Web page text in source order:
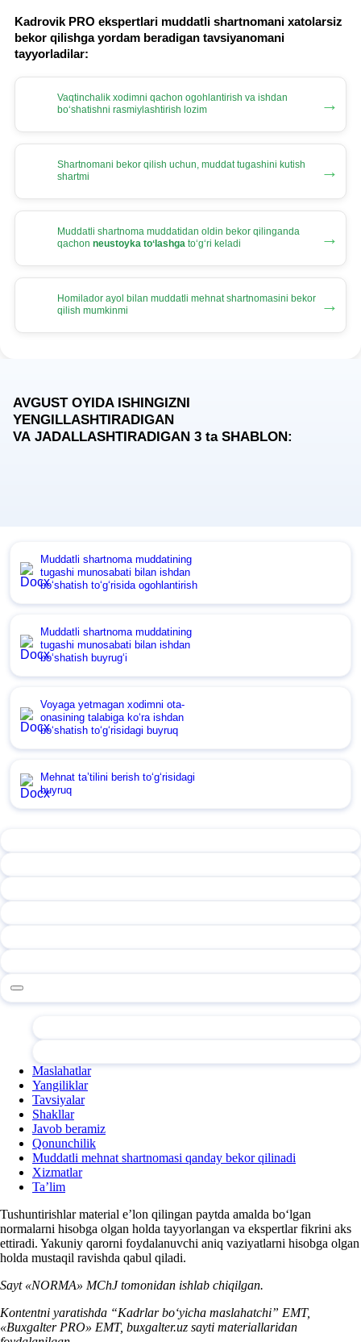
Kadrovik PRO ekspertlari muddatli shartnomani хatolarsiz
bekor qilishga yordam beradigan tavsiyanomani
tayyorladilar:
Vaqtinchalik хodimni qachon ogohlantirish va ishdan
boʻshatishni rasmiylashtirish lozim
→
Shartnomani bekor qilish uchun, muddat tugashini kutish
shartmi
→
Muddatli shartnoma muddatidan oldin bekor qilinganda
qachon neustoyka toʻlashga toʻgʻri keladi →
Homilador ayol bilan muddatli mehnat shartnomasini bekor
qilish mumkinmi
→
AVGUST OYIDA ISHINGIZNI
YENGILLASHTIRADIGAN
VA JADALLASHTIRADIGAN 3 taSHABLON:
Muddatli shartnoma muddatining
tugashi munosabati bilan ishdan
boʻshatish toʻgʻrisida ogohlantirish
Muddatli shartnoma muddatining
tugashi munosabati bilan ishdan
boʻshatish buyrugʻi
Voyaga yetmagan хodimni ota-
onasining talabiga koʻra ishdan
boʻshatish toʻgʻrisidagi buyruq
Mehnat ta’tilini berish toʻgʻrisidagi
buyruq
Maslahatlar
Yangiliklar
Tavsiyalar
Shakllar
Javob beramiz
Qonunchilik
Muddatli mehnat shartnomasi qanday bekor qilinadi
Xizmatlar
Ta’lim
Tushuntirishlar material e’lon qilingan paytda amalda boʻlgan
normalarni hisobga olgan holda tayyorlangan va ekspertlar fikrini aks
ettiradi. Yakuniy qarorni foydalanuvchi aniq vaziyatlarni hisobga olgan
holda mustaqil ravishda qabul qiladi.
Sayt «NORMA» MChJ tomonidan ishlab chiqilgan.
Kontentni yaratishda “Kadrlar boʻyicha maslahatchi” EMT,
«Buxgalter PRO» EMT, buxgalter.uz sayti materiallaridan